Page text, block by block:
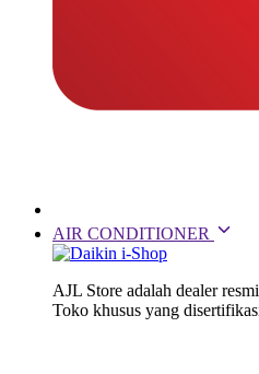
AIR CONDITIONER
AJL Store adalah dealer resmi
Toko khusus yang